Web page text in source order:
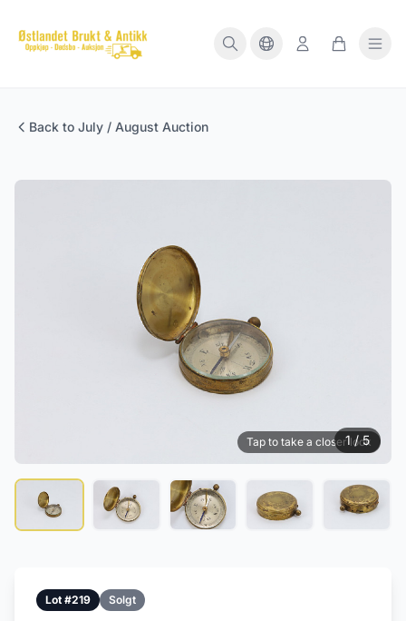
Back to July / August Auction
Tap to take a closer look
1 / 5
Lot #219 Solgt